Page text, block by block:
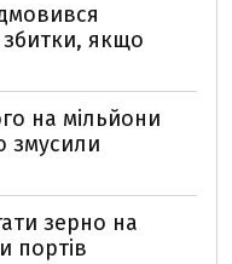
збитки, якщо
на мільйони
змусили
зерно на
портів